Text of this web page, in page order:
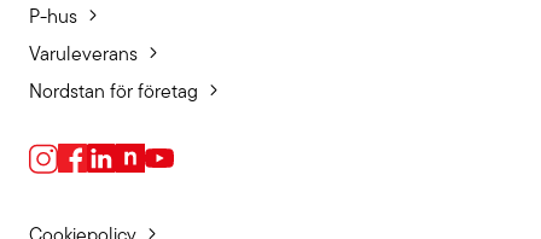
P-hus
Varuleverans
Nordstan för företag